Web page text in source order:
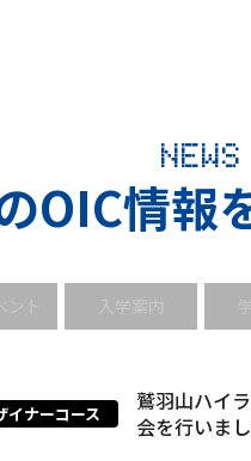
NEWS
OIC情報
イナーコース
鷲羽山ハイ
会を行いま